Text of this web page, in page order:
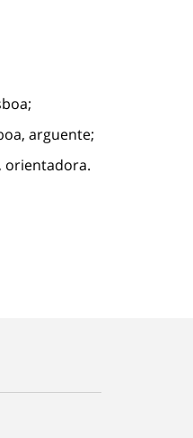
arguente;